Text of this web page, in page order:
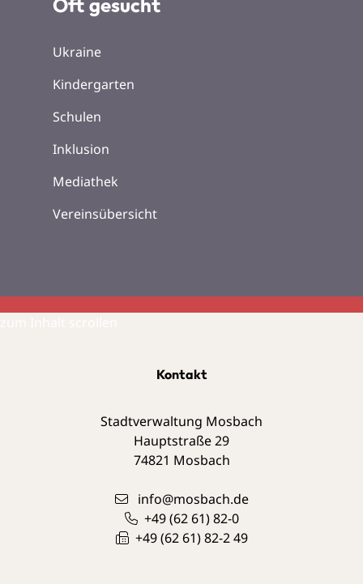
Ukraine
Kindergarten
Schulen
Inklusion
Mediathek
Vereinsübersicht
Kontakt
Stadtverwaltung Mosbach
Hauptstraße 29
74821 Mosbach
info@mosbach.de
+49 (62 61) 82-0
+49 (62 61) 82-2 49